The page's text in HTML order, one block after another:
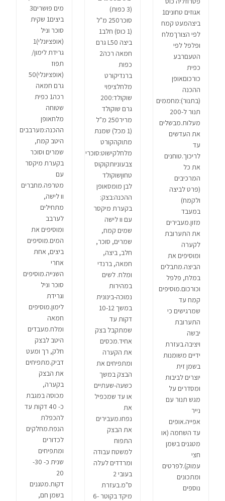
אגוזים טחונים1
ביצהמעט קמח
לפי הצורךמלח
ופלפל לפי
הטעםרבע
כפית
כורכוםאופן
ההכנה
(בתנור):מחממים
תנור ל-200
מעלות.מבשלים
את העדשים
עד
לריכוך.טוחנים
את כל
המרכיבים
(פרט לביצה
ולקמח)
במעבד
מזון.מעבירים
את התערובת
לקערה
ומוסיפים את
הביצה.מתבלים
במלח, פלפל
וכורכום.מוסיפים
קמח עד
שמרגישים כי
התערובת
יבשה
ויציבה.בעזרת
ידיים משומנות
בשמן זית
יוצרים לביבות
ומסדרים על
מגש תנור עם
נייר
אפייה.אופים
עד השחמה (או
מטגנים בשמן
חצי
עמוק).לפרטים
ומתכונים
נוספים
(3 כפות)
סוכר250 מ"ל
(1 כוס) חלב1
ביצה L50 גרם
חמאה רכה2
כפות
ברנדיקורט
מלחלציפוי
שוקולד:200
גרם שוקולד
מריר250 מ"ל
(1 מכל) שמנת
מתוקהקורט
מלחלקישוט:סוכריות
צבעוניותקוקוס
טחוןשוקולד
לבן מומסאופן
ההכנה:בצק:
בקערת מיקסר
עם וו לישה
שמים קמח,
שמרים, סוכר,
חלב, ביצה,
חמאה, ברנדי
ומלח. לשים
במהירות
נמוכה-בינונית
במשך 10-12
דקות עד
שמתקבל בצק
אחיד.מכסים
את הקערה
ומתפיחים את
הבצק במשך
כשעה-שעתיים
או עד שמכפיל
את
נפחו.מעבירים
את הבצק
התפוח
למשטח עבודה
ומרדדים לעלה
בעובי 2
ס"מ.בעזרת
מיקד בקוטר 6-
מים פושרים3
ביצים1 שקית
סוכר וניל
(אופציונלי)1
גרידת לימון/
תפוז
(אופציונלי)50
גרם חמאה
רכה1 כפית
שטוחה
מלחאופן
ההכנה:מערבבים
היטב קמח,
שמרים וסוכר
בקערת מיקסר
עם
מטרפה.מחברים
וו לישה,
מתחילים
לערבב
ומוסיפים את
המים.מוסיפים
ביצים, אחת
אחרי
השנייה.מוסיפים
סוכר וניל
וגרידת
לימון.מוסיפים
חמאה
ומלח.מעבדים
היטב לבצק
חלק, רך ומעט
דביק.מתפיחים
את הבצק
בקערה,
מכוסה במגבת
כ- 40 דקות עד
להכפלת
הנפח.מחלקים
לכדורים
ומתפיחים
שנית כ- 30-
20
דקות.מטגנים
בשמן חם,